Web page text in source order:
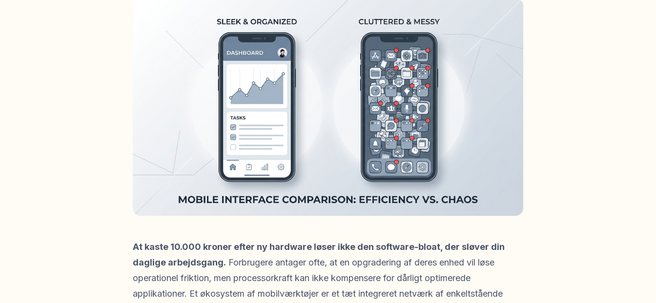
At kaste 10.000 kroner efter ny hardware løser ikke den software-bloat, der sløver din
daglige arbejdsgang. Forbrugere antager ofte, at en opgradering af deres enhed vil løse
operationel friktion, men processorkraft kan ikke kompensere for dårligt optimerede
applikationer. Et økosystem af mobilværktøjer er et tæt integreret netværk af enkeltstående